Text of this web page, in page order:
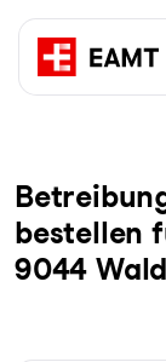
bestellen
9044